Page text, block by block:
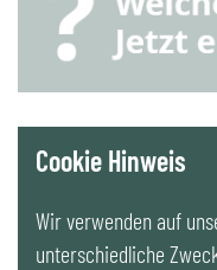
YouTube
LinkedIn
Cookie Hinweis
Wir verwenden auf
unterschiedliche